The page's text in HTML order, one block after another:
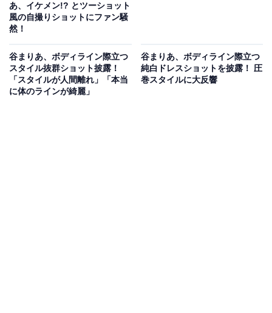
あ、イケメン!? とツーショット
風の自撮りショットにファン騒
然！
谷まりあ、ボディライン際立つ
スタイル抜群ショット披露！
「スタイルが人間離れ」「本当
に体のラインが綺麗」
谷まりあ、ボディライン際立つ
純白ドレスショットを披露！ 圧
巻スタイルに大反響